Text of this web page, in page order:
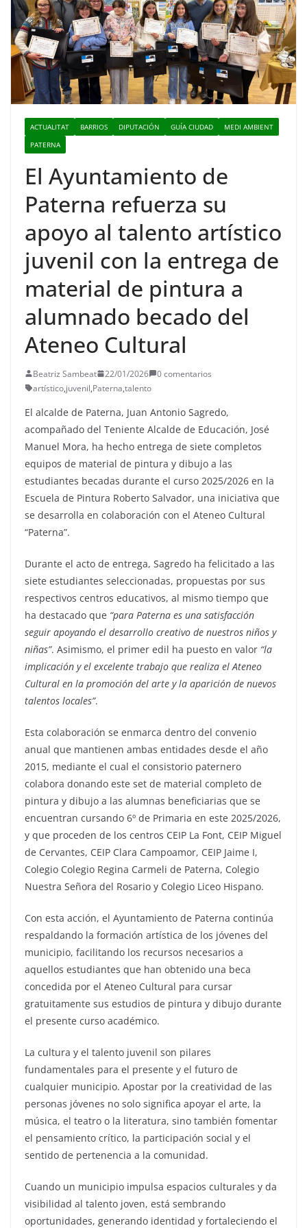
ACTUALITAT BARRIOS DIPUTACIÓN GUÍA CIUDAD
MEDI AMBIENT
PATERNA
El Ayuntamiento de
Paterna refuerza su
apoyo al talento artístico
juvenil con la entrega de
material de pintura a
alumnado becado del
Ateneo Cultural
Beatriz Sambeat 22/01/2026
0 comentarios
artístico,juvenil,Paterna,talento
El alcalde de Paterna, Juan Antonio Sagredo,
acompañado del Teniente Alcalde de Educación, José
Manuel Mora, ha hecho entrega de siete completos
equipos de material de pintura y dibujo a las
estudiantes becadas durante el curso 2025/2026 en la
Escuela de Pintura Roberto Salvador, una iniciativa que
se desarrolla en colaboración con el Ateneo Cultural
“Paterna”.
Durante el acto de entrega, Sagredo ha felicitado a las
siete estudiantes seleccionadas, propuestas por sus
respectivos centros educativos, al mismo tiempo que
ha destacado que “para Paterna es una satisfacción
seguir apoyando el desarrollo creativo de nuestros niños y
niñas”. Asimismo, el primer edil ha puesto en valor “la
implicación y el excelente trabajo que realiza el Ateneo
Cultural en la promoción del arte y la aparición de nuevos
talentos locales”.
Esta colaboración se enmarca dentro del convenio
anual que mantienen ambas entidades desde el año
2015, mediante el cual el consistorio paternero
colabora donando este set de material completo de
pintura y dibujo a las alumnas beneficiarias que se
encuentran cursando 6º de Primaria en este 2025/2026,
y que proceden de los centros CEIP La Font, CEIP Miguel
de Cervantes, CEIP Clara Campoamor, CEIP Jaime I,
Colegio Colegio Regina Carmeli de Paterna, Colegio
Nuestra Señora del Rosario y Colegio Liceo Hispano.
Con esta acción, el Ayuntamiento de Paterna continúa
respaldando la formación artística de los jóvenes del
municipio, facilitando los recursos necesarios a
aquellos estudiantes que han obtenido una beca
concedida por el Ateneo Cultural para cursar
gratuitamente sus estudios de pintura y dibujo durante
el presente curso académico.
La cultura y el talento juvenil son pilares
fundamentales para el presente y el futuro de
cualquier municipio. Apostar por la creatividad de las
personas jóvenes no solo significa apoyar el arte, la
música, el teatro o la literatura, sino también fomentar
el pensamiento crítico, la participación social y el
sentido de pertenencia a la comunidad.
Cuando un municipio impulsa espacios culturales y da
visibilidad al talento joven, está sembrando
oportunidades, generando identidad y fortaleciendo el